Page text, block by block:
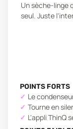
Un sèche-linge
seul. Juste
POINTS FORTS
Le
Tourne en
L'appli ThinQ